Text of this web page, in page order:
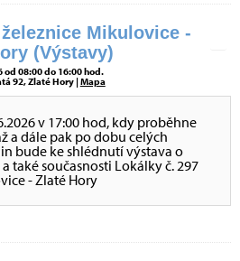
Mikulovice -
(Výstavy)
od 08:00 do 16:00 hod.
92, Zlaté Hory |Mapa
v 17:00 hod, kdy proběhne
a dále pak po dobu celých
bude ke shlédnutí výstava o
také současnosti Lokálky č. 297
- Zlaté Hory